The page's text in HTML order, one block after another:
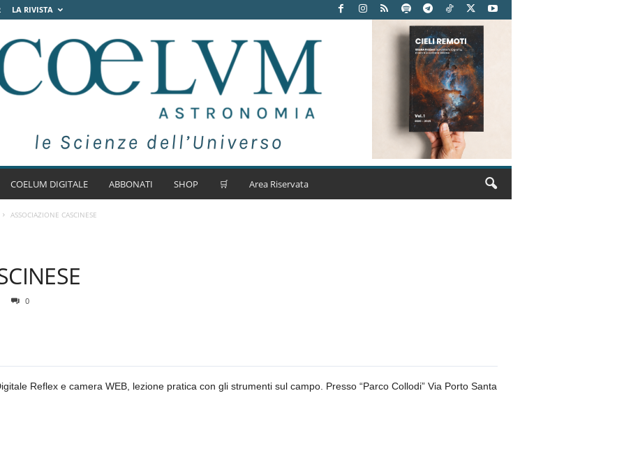
LA RIVISTA
COELUM DIGITALE ABBONATI SHOP 🛒 Area Riservata
ASSOCIAZIONE CASCINESE
0
Reflex e camera WEB, lezione pratica con gli strumenti sul campo. Presso “Parco Collodi” Via Porto Santa